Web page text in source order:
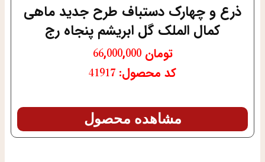
ذرع و چهارک دستباف طرح جدید ماهی
کمال الملک گل ابریشم پنجاه رج
تومان 66,000,000
کد محصول: 41917
مشاهده محصول